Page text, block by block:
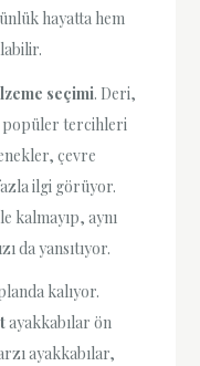
hayatta hem
seçimi. Deri,
popüler tercihleri
çevre
ilgi görüyor.
kalmayıp, aynı
da yansıtıyor.
kalıyor.
ayakkabılar ön
ayakkabılar,